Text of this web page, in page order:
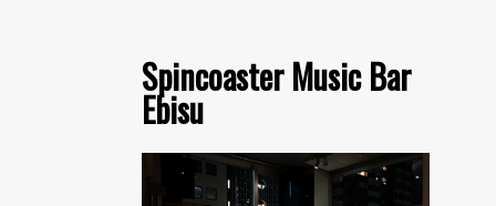
Spincoaster Music Bar
Ebisu